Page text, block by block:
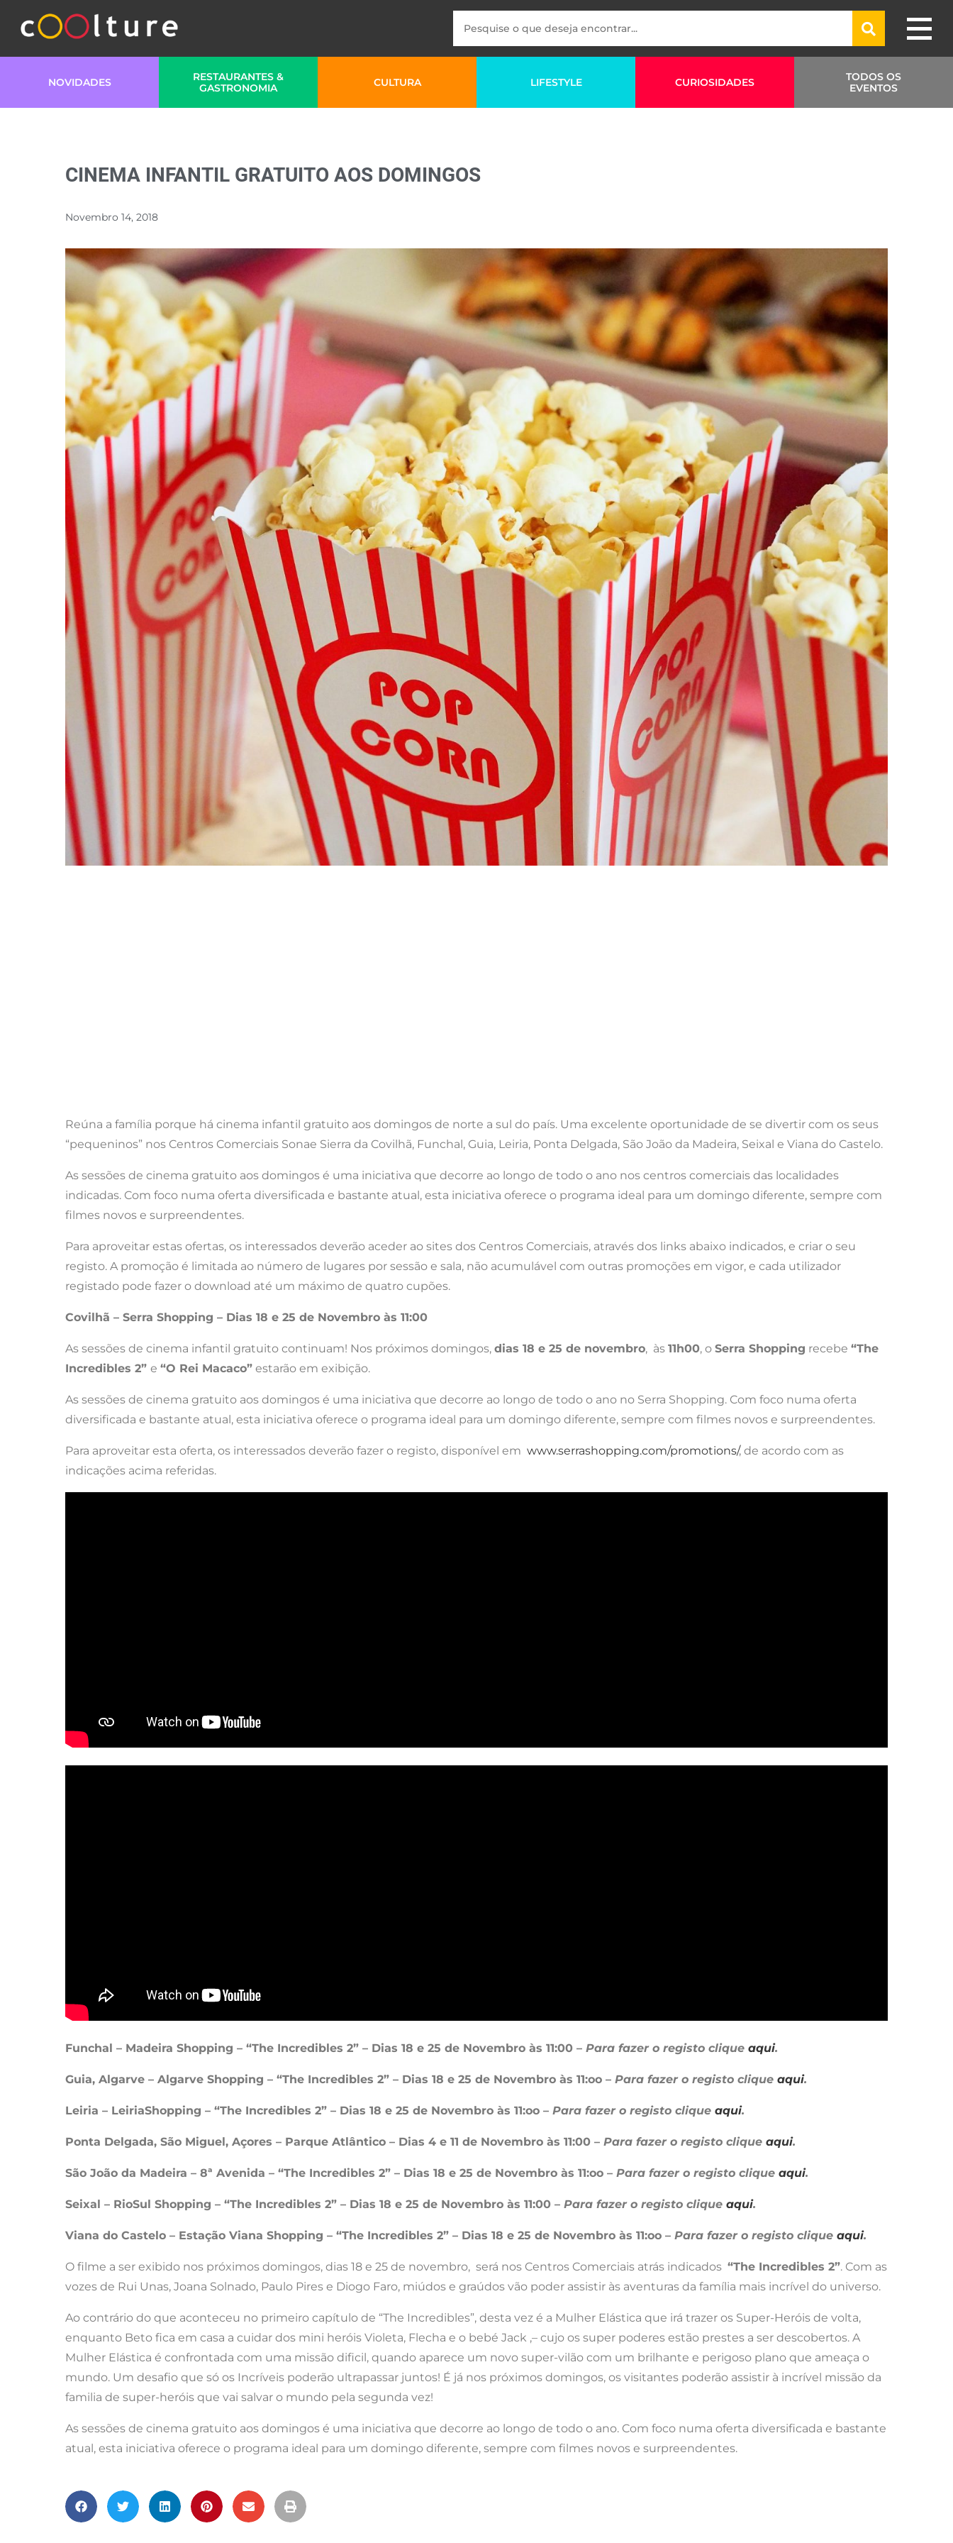
NOVIDADES
RESTAURANTES &
GASTRONOMIA
CULTURA LIFESTYLE CURIOSIDADES
TODOS OS
EVENTOS
CINEMA INFANTIL GRATUITO AOS DOMINGOS
Novembro 14, 2018
Reúna a família porque há cinema infantil gratuito aos domingos de norte a sul do país. Uma excelente oportunidade de se divertir com os seus
“pequeninos” nos Centros Comerciais Sonae Sierra da Covilhã, Funchal, Guia, Leiria, Ponta Delgada, São João da Madeira, Seixal e Viana do Castelo.
As sessões de cinema gratuito aos domingos é uma iniciativa que decorre ao longo de todo o ano nos centros comerciais das localidades
indicadas. Com foco numa oferta diversificada e bastante atual, esta iniciativa oferece o programa ideal para um domingo diferente, sempre com
filmes novos e surpreendentes.
Para aproveitar estas ofertas, os interessados deverão aceder ao sites dos Centros Comerciais, através dos links abaixo indicados, e criar o seu
registo. A promoção é limitada ao número de lugares por sessão e sala, não acumulável com outras promoções em vigor, e cada utilizador
registado pode fazer o download até um máximo de quatro cupões.
Covilhã – Serra Shopping – Dias 18 e 25 de Novembro às 11:00
As sessões de cinema infantil gratuito continuam! Nos próximos domingos, dias 18 e 25 de novembro, às 11h00, o Serra Shopping recebe “The
Incredibles 2” e “O Rei Macaco” estarão em exibição.
As sessões de cinema gratuito aos domingos é uma iniciativa que decorre ao longo de todo o ano no Serra Shopping. Com foco numa oferta
diversificada e bastante atual, esta iniciativa oferece o programa ideal para um domingo diferente, sempre com filmes novos e surpreendentes.
Para aproveitar esta oferta, os interessados deverão fazer o registo, disponível em www.serrashopping.com/promotions/, de acordo com as
indicações acima referidas.
Funchal – Madeira Shopping – “The Incredibles 2” – Dias 18 e 25 de Novembro às 11:00 – Para fazer o registo clique aqui.
Guia, Algarve – Algarve Shopping – “The Incredibles 2” – Dias 18 e 25 de Novembro às 11:oo – Para fazer o registo clique aqui.
Leiria – LeiriaShopping – “The Incredibles 2” – Dias 18 e 25 de Novembro às 11:oo – Para fazer o registo clique aqui.
Ponta Delgada, São Miguel, Açores – Parque Atlântico – Dias 4 e 11 de Novembro às 11:00 – Para fazer o registo clique aqui.
São João da Madeira – 8ª Avenida – “The Incredibles 2” – Dias 18 e 25 de Novembro às 11:oo – Para fazer o registo clique aqui.
Seixal – RioSul Shopping – “The Incredibles 2” – Dias 18 e 25 de Novembro às 11:00 – Para fazer o registo clique aqui.
Viana do Castelo – Estação Viana Shopping – “The Incredibles 2” – Dias 18 e 25 de Novembro às 11:oo – Para fazer o registo clique aqui.
O filme a ser exibido nos próximos domingos, dias 18 e 25 de novembro, será nos Centros Comerciais atrás indicados “The Incredibles 2”. Com as
vozes de Rui Unas, Joana Solnado, Paulo Pires e Diogo Faro, miúdos e graúdos vão poder assistir às aventuras da família mais incrível do universo.
Ao contrário do que aconteceu no primeiro capítulo de “The Incredibles”, desta vez é a Mulher Elástica que irá trazer os Super-Heróis de volta,
enquanto Beto fica em casa a cuidar dos mini heróis Violeta, Flecha e o bebé Jack ,– cujo os super poderes estão prestes a ser descobertos. A
Mulher Elástica é confrontada com uma missão dificil, quando aparece um novo super-vilão com um brilhante e perigoso plano que ameaça o
mundo. Um desafio que só os Incríveis poderão ultrapassar juntos! É já nos próximos domingos, os visitantes poderão assistir à incrível missão da
familia de super-heróis que vai salvar o mundo pela segunda vez!
As sessões de cinema gratuito aos domingos é uma iniciativa que decorre ao longo de todo o ano. Com foco numa oferta diversificada e bastante
atual, esta iniciativa oferece o programa ideal para um domingo diferente, sempre com filmes novos e surpreendentes.